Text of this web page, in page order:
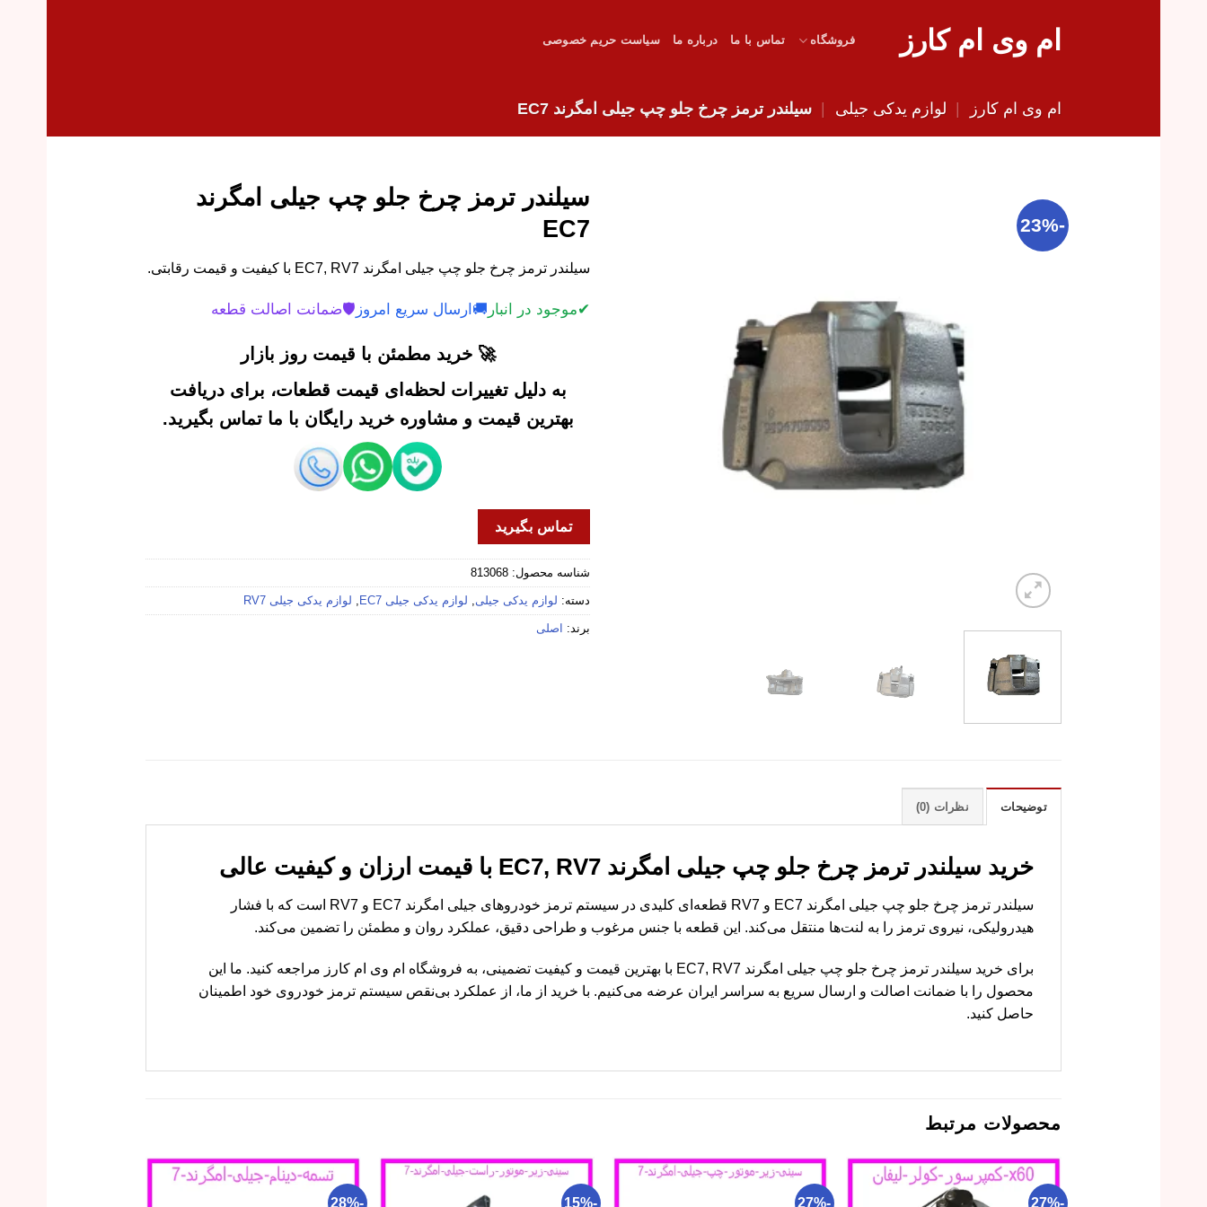
ام وی ام کارز فروشگاه تماس با ما درباره ما سیاست حریم خصوصی
ام وی ام کارز | لوازم یدکی جیلی | سیلندر ترمز چرخ جلو چپ جیلی امگرند EC7
-23%
سیلندر ترمز چرخ جلو چپ جیلی امگرند
EC7
سیلندر ترمز چرخ جلو چپ جیلی امگرند EC7, RV7 با کیفیت و قیمت رقابتی.
✔موجود در انبار 🚚 ارسال سریع امروز 🛡️ضمانت اصالت قطعه
🚀 خرید مطمئن با قیمت روز بازار
به دلیل تغییرات لحظه‌ای قیمت قطعات، برای دریافت
بهترین قیمت و مشاوره خرید رایگان با ما تماس بگیرید.
تماس بگیرید
شناسه محصول: 813068
دسته: لوازم یدکی جیلی لوازم یدکی جیلی EC7 لوازم یدکی جیلی RV7
برند: اصلی
توضیحات نظرات (0)
خرید سیلندر ترمز چرخ جلو چپ جیلی امگرند EC7, RV7 با قیمت ارزان و کیفیت عالی
سیلندر ترمز چرخ جلو چپ جیلی امگرند EC7 و RV7 قطعه‌ای کلیدی در سیستم ترمز خودروهای جیلی امگرند EC7 و RV7 است که با فشار
هیدرولیکی، نیروی ترمز را به لنت‌ها منتقل می‌کند. این قطعه با جنس مرغوب و طراحی دقیق، عملکرد روان و مطمئن را تضمین می‌کند.
برای خرید سیلندر ترمز چرخ جلو چپ جیلی امگرند EC7, RV7 با بهترین قیمت و کیفیت تضمینی، به فروشگاه ام وی ام کارز مراجعه کنید. ما این
محصول را با ضمانت اصالت و ارسال سریع به سراسر ایران عرضه می‌کنیم. با خرید از ما، از عملکرد بی‌نقص سیستم ترمز خودروی خود اطمینان
حاصل کنید.
محصولات مرتبط
-27%
-27%
-15%
-28%